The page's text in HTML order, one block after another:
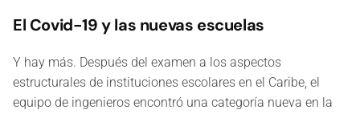
El Covid-19 y las nuevas escuelas
Y hay más. Después del examen a los aspectos
estructurales de instituciones escolares en el Caribe, el
equipo de ingenieros encontró una categoría nueva en la